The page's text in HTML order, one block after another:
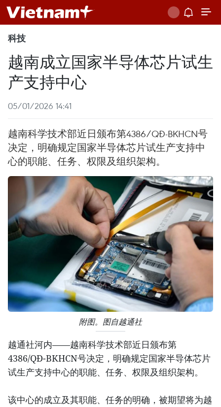
科技
越南成立国家半导体芯片试生
产支持中心
05/01/2026 14:41
越南科学技术部近日颁布第4386/QĐ-BKHCN号
决定，明确规定国家半导体芯片试生产支持中
心的职能、任务、权限及组织架构。
附图。图自越通社
越通社河内——越南科学技术部近日颁布第
4386/QĐ-BKHCN号决定，明确规定国家半导体芯片
试生产支持中心的职能、任务、权限及组织架构。
该中心的成立及其职能、任务的明确，被期望将为越